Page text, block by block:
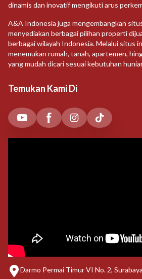
dinamis dan inovatif mengikuti arus
A&A Indonesia juga mengembangkan
menyediakan berbagai pilihan properti
berbagai wilayah Indonesia. Melalui situs
menemukan rumah, tanah, apartemen,
yang mudah dicari sesuai kebutuhan
Temukan Kami Di
Darmo Permai Timur VI No. 2, Surabaya